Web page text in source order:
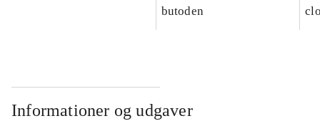
butoden
Informationer og udgaver